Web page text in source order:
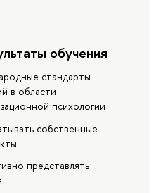
обучения
стандарты
в области
психологии
собственные
представлять